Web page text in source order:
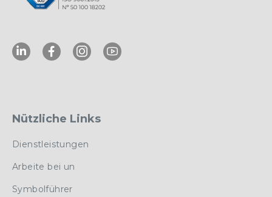
Nützliche Links
Dienstleistungen
Arbeite bei un
Symbolführer